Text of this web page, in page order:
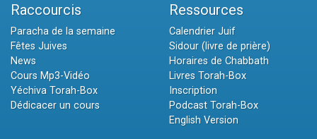
Raccourcis
Paracha de la semaine
Fêtes Juives
News
Cours Mp3-Vidéo
Yéchiva Torah-Box
Dédicacer un cours
Ressources
Calendrier Juif
Sidour (livre de prière)
Horaires de Chabbath
Livres Torah-Box
Inscription
Podcast Torah-Box
English Version